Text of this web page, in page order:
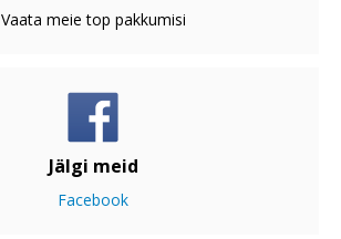
Vaata meie top pakkumisi
Jälgi meid
Facebook